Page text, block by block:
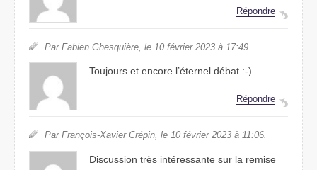
Répondre
Par Fabien Ghesquière, le 10 février 2023 à 17:49.
Toujours et encore l’éternel débat :-)
Répondre
Par François-Xavier Crépin, le 10 février 2023 à 11:06.
Discussion très intéressante sur la remise